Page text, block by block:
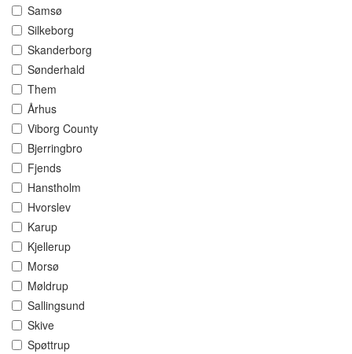
Samsø
Silkeborg
Skanderborg
Sønderhald
Them
Århus
Viborg County
Bjerringbro
Fjends
Hanstholm
Hvorslev
Karup
Kjellerup
Morsø
Møldrup
Sallingsund
Skive
Spøttrup